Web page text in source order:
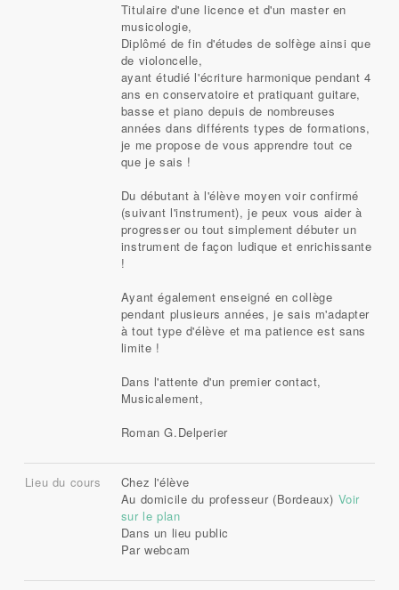
Titulaire d'une licence et d'un master en
musicologie,
Diplômé de fin d'études de solfège ainsi que
de violoncelle,
ayant étudié l'écriture harmonique pendant 4
ans en conservatoire et pratiquant guitare,
basse et piano depuis de nombreuses
années dans différents types de formations,
je me propose de vous apprendre tout ce
que je sais !
Du débutant à l'élève moyen voir confirmé
(suivant l'instrument), je peux vous aider à
progresser ou tout simplement débuter un
instrument de façon ludique et enrichissante
!
Ayant également enseigné en collège
pendant plusieurs années, je sais m'adapter
à tout type d'élève et ma patience est sans
limite !
Dans l'attente d'un premier contact,
Musicalement,
Roman G.Delperier
Lieu du cours
Chez l'élève
Au domicile du professeur (Bordeaux) Voir
sur le plan
Dans un lieu public
Par webcam